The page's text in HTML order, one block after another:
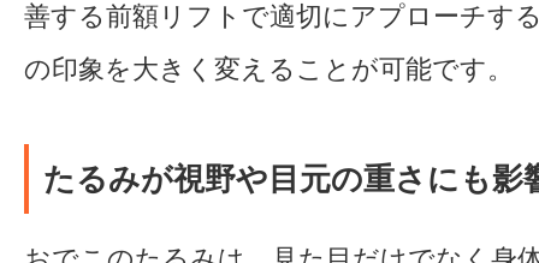
善する前額リフトで適切にアプローチす
の印象を大きく変えることが可能です。
たるみが視野や目元の重さにも影